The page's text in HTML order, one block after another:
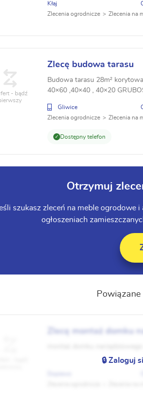
Kłaj
Zlecenia ogrodnicze
Zlecenia na
Zlecę budowa tarasu
Budowa tarasu 28m²
40×60 ,40×40 , 40×20
Gliwice
Zlecenia ogrodnicze
Zlecenia na
Dostępny telefon
- bądź
Otrzymuj
szukasz zleceń na meble ogrodowe
ogłoszeniach
Powiązane
Zlecę montaż domku
🔒 Zaloguj